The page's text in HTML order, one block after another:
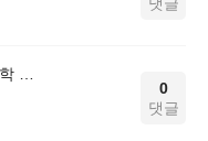
0
댓글